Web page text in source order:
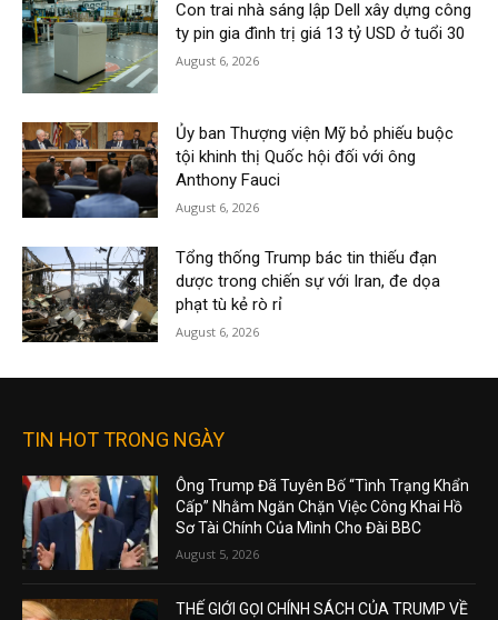
Con trai nhà sáng lập Dell xây dựng công
ty pin gia đình trị giá 13 tỷ USD ở tuổi 30
August 6, 2026
Ủy ban Thượng viện Mỹ bỏ phiếu buộc
tội khinh thị Quốc hội đối với ông
Anthony Fauci
August 6, 2026
Tổng thống Trump bác tin thiếu đạn
dược trong chiến sự với Iran, đe dọa
phạt tù kẻ rò rỉ
August 6, 2026
TIN HOT TRONG NGÀY
Ông Trump Đã Tuyên Bố “Tình Trạng Khẩn
Cấp” Nhằm Ngăn Chặn Việc Công Khai Hồ
Sơ Tài Chính Của Mình Cho Đài BBC
August 5, 2026
THẾ GIỚI GỌI CHÍNH SÁCH CỦA TRUMP VỀ